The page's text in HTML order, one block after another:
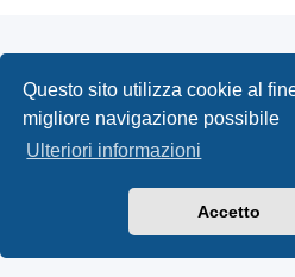
Questo sito utilizza cookie al
migliore navigazione possibile
Ulteriori informazioni
Accetto